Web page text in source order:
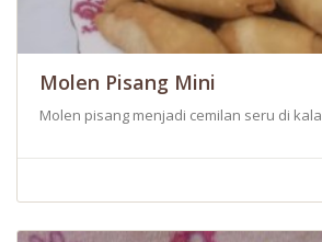
Molen Pisang Mini
Molen pisang menjadi cemilan seru di